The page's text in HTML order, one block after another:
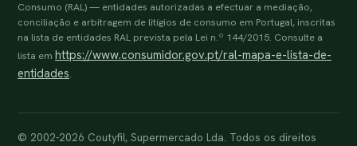
Consumo (RAL) — entidades autorizadas a efectuar a mediação,
conciliação e arbitragem de litígios de consumo em Portugal, inscritas
na lista de entidades RAL prevista pela Lei n.º 144/2015. Consulte a
lista em https://www.consumidor.gov.pt/ral-mapa-e-lista-de-
entidades.
© 2002-2026 Coutyfil, Supermercado Lda. Todos os direitos